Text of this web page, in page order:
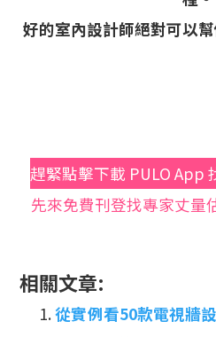
好的室內設計師絕對可以
趕緊點擊下載 PULO App
先來免費刊登找專家丈量
相關文章:
從實例看50款電視牆